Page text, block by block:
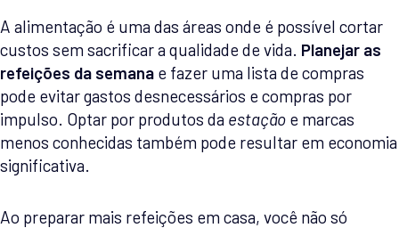
A alimentação é uma das áreas onde é possível cortar
custos sem sacrificar a qualidade de vida. Planejar as
refeições da semana e fazer uma lista de compras
pode evitar gastos desnecessários e compras por
impulso. Optar por produtos da estação e marcas
menos conhecidas também pode resultar em economia
significativa.
Ao preparar mais refeições em casa, você não só